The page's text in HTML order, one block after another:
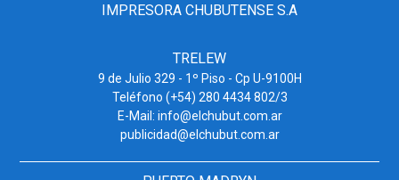
IMPRESORA CHUBUTENSE S.A
TRELEW
9 de Julio 329 - 1º Piso - Cp U-9100H
Teléfono (+54) 280 4434 802/3
E-Mail: info@elchubut.com.ar
publicidad@elchubut.com.ar